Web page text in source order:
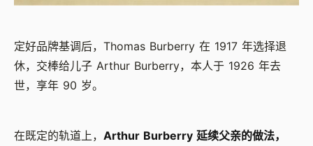
定好品牌基调后，Thomas Burberry 在 1917 年选择退
休，交棒给儿子 Arthur Burberry，本人于 1926 年去
世，享年 90 岁。
在既定的轨道上， Arthur Burberry 延续父亲的做法，